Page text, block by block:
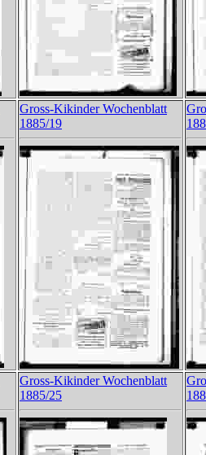
Gross-Kikinder Wochenblatt
1885/19
Gross-Kikinder Wochenblatt
1885/25